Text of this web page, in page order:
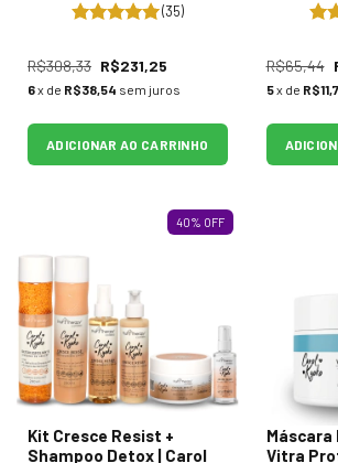
(35)
R$308,33 R$231,25
6x de R$38,54 sem juros
ADICIONAR AO CARRINHO
R$65,44
5x de
40% OFF
Kit Cresce Resist +
Shampoo Detox | Carol
Vitra